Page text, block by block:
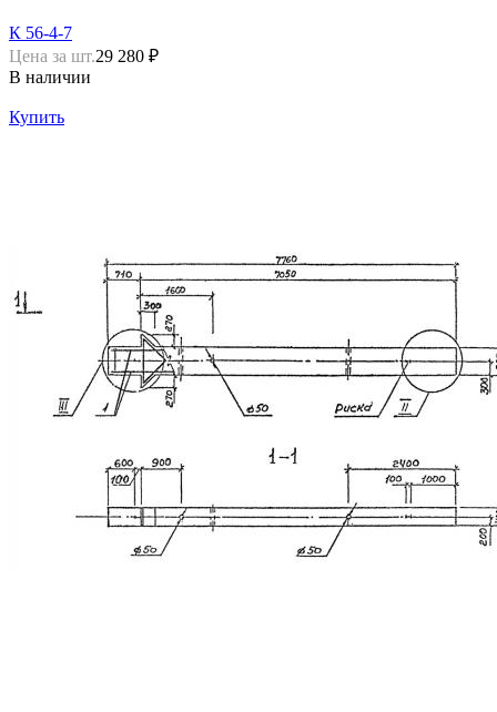
К 56-4-7
Цена за шт.29 280 ₽
В наличии
Купить